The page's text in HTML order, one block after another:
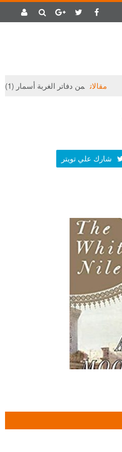
مقالات من دفاتر الغربة أسمار (1)
شارك علي تويتر